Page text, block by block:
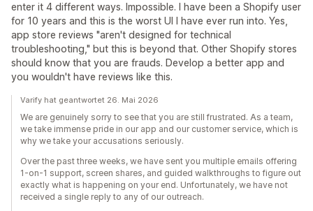
enter it 4 different ways. Impossible. I have been a Shopify user
for 10 years and this is the worst UI I have ever run into. Yes,
app store reviews "aren't designed for technical
troubleshooting," but this is beyond that. Other Shopify stores
should know that you are frauds. Develop a better app and
you wouldn't have reviews like this.
Varify hat geantwortet 26. Mai 2026
We are genuinely sorry to see that you are still frustrated. As a team,
we take immense pride in our app and our customer service, which is
why we take your accusations seriously.
Over the past three weeks, we have sent you multiple emails offering
1-on-1 support, screen shares, and guided walkthroughs to figure out
exactly what is happening on your end. Unfortunately, we have not
received a single reply to any of our outreach.